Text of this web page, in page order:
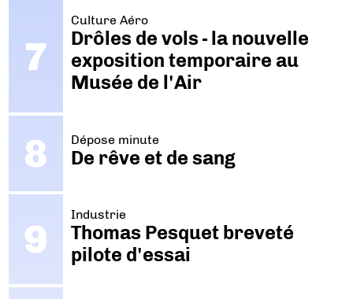
Culture Aéro
Drôles de vols - la nouvelle
exposition temporaire au
Musée de l'Air
Dépose minute
De rêve et de sang
Industrie
Thomas Pesquet breveté
pilote d'essai